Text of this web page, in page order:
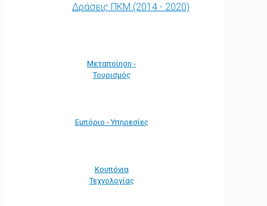
Δράσεις ΠΚΜ (2014 - 2020)
Μεταποίηση -
Τουρισμός
Εμπόριο - Υπηρεσίες
Κουπόνια
Τεχνολογίας